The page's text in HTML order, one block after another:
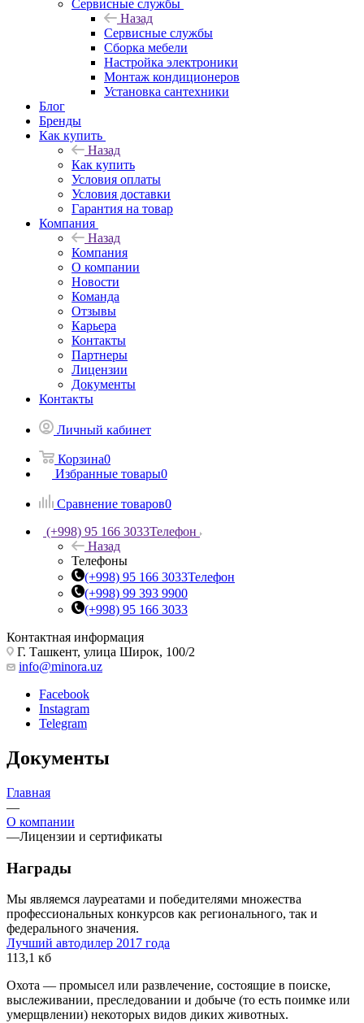
Сервисные службы
Назад
Сервисные службы
Сборка мебели
Настройка электроники
Монтаж кондиционеров
Установка сантехники
Блог
Бренды
Как купить
Назад
Как купить
Условия оплаты
Условия доставки
Гарантия на товар
Компания
Назад
Компания
О компании
Новости
Команда
Отзывы
Карьера
Контакты
Партнеры
Лицензии
Документы
Контакты
Личный кабинет
Корзина0
Избранные товары0
Сравнение товаров0
(+998) 95 166 3033Телефон
Назад
Телефоны
(+998) 95 166 3033Телефон
(+998) 99 393 9900
(+998) 95 166 3033
Контактная информация
Г. Ташкент, улица Широк, 100/2
info@minora.uz
Facebook
Instagram
Telegram
Документы
Главная
—
О компании
—Лицензии и сертификаты
Награды
Мы являемся лауреатами и победителями множества
профессиональных конкурсов как регионального, так и
федерального значения.
Лучший автодилер 2017 года
113,1 кб
Охота — промысел или развлечение, состоящие в поиске,
выслеживании, преследовании и добыче (то есть поимке или
умерщвлении) некоторых видов диких животных.